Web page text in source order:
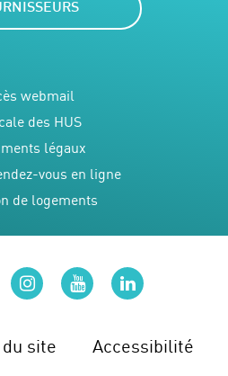
webmail
des HUS
légaux
vous en ligne
de logements
site
Accessibilité
instagram
youtubelinkedin